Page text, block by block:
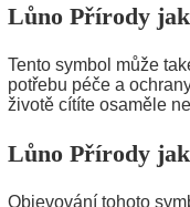
Lůno Přírody
Tento symbol může
potřebu péče a
životě cítíte osaměle
Lůno Přírody
Objevování tohoto